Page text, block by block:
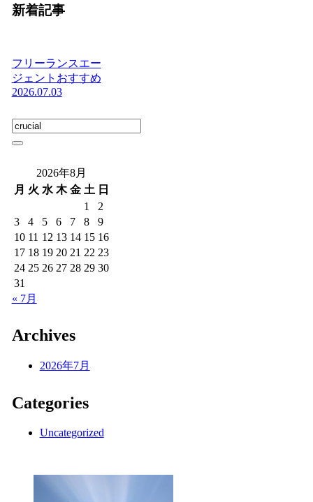
新着記事
フリーランスエー
ジェントおすすめ
2026.07.03
2026年8月
月 火 水 木 金 土 日
1
2
3
4 5 6 7 8
9
10 11 12 13 14 15 16
17 18 19 20 21 22 23
24 25 26 27 28 29 30
31
« 7月
Archives
2026年7月
Categories
Uncategorized